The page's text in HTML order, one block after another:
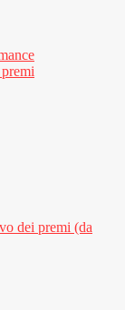
dei premi (da